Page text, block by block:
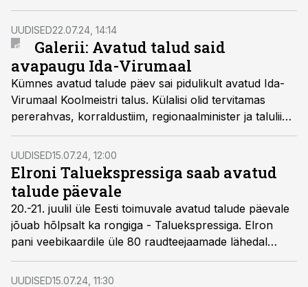
tuhanded huvilised.
UUDISED22.07.24, 14:14
Galerii: Avatud talud said
avapaugu Ida-Virumaal
Kümnes avatud talude päev sai pidulikult avatud Ida-
Virumaal Koolmeistri talus. Külalisi olid tervitamas
pererahvas, korraldustiim, regionaalminister ja taluliidu
juht. Peeti kõnesid ja nauditi maitsvaid roogasid ning
rahvapillimuusikat.
UUDISED15.07.24, 12:00
Elroni Taluekspressiga saab avatud
talude päevale
20.-21. juulil üle Eesti toimuvale avatud talude päevale
jõuab hõlpsalt ka rongiga - Taluekspressiga. Elron
pani veebikaardile üle 80 raudteejaamade lähedal
tegutseva ning üritusel osaleva talu ja
põllumajandusettevõtte.
UUDISED15.07.24, 11:30